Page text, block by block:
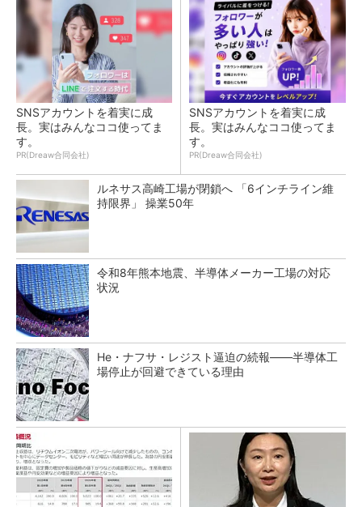
SNSアカウントを着実に成
長。実はみんなココ使ってま
す。
PR(Dreaw合同会社)
SNSアカウントを着実に成
長。実はみんなココ使ってま
す。
PR(Dreaw合同会社)
ルネサス高崎工場が閉鎖へ 「6インチライン維
持限界」 操業50年
令和8年熊本地震、半導体メーカー工場の対応
状況
He・ナフサ・レジスト逼迫の続報――半導体工
場停止が回避できている理由